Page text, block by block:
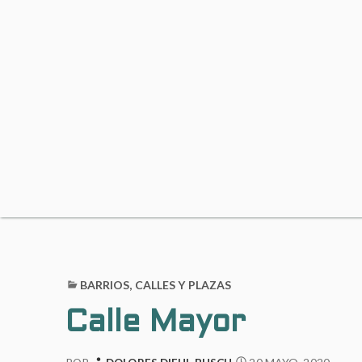
BARRIOS, CALLES Y PLAZAS
Calle Mayor